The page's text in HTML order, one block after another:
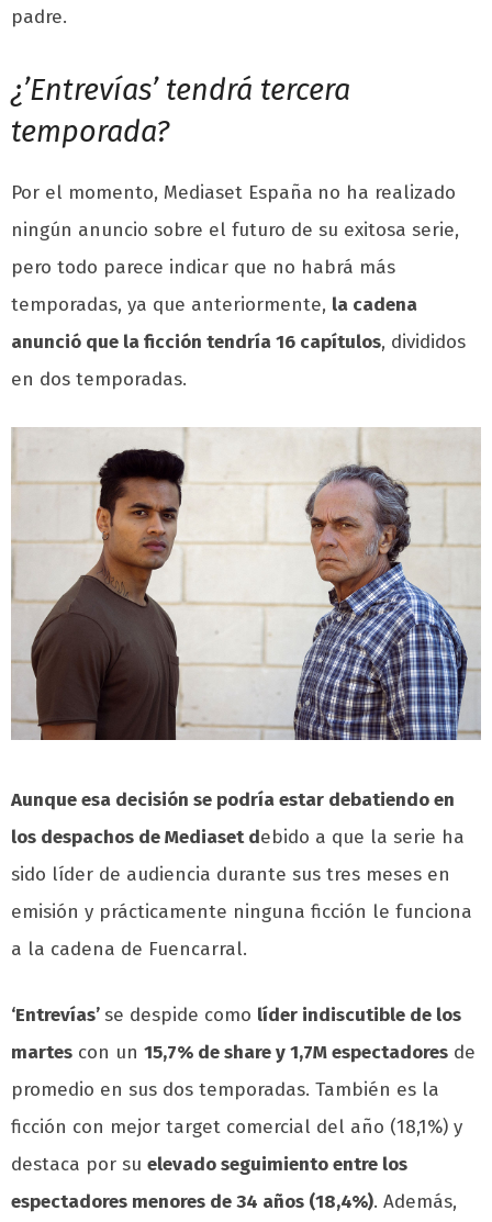
padre.
¿’Entrevías’ tendrá tercera
temporada?
Por el momento, Mediaset España no ha realizado
ningún anuncio sobre el futuro de su exitosa serie,
pero todo parece indicar que no habrá más
temporadas, ya que anteriormente, la cadena
anunció que la ficción tendría 16 capítulos, divididos
en dos temporadas.
Aunque esa decisión se podría estar debatiendo en
los despachos de Mediaset debido a que la serie ha
sido líder de audiencia durante sus tres meses en
emisión y prácticamente ninguna ficción le funciona
a la cadena de Fuencarral.
‘Entrevías’se despide como líder indiscutible de los
martes con un 15,7% de share y 1,7M espectadores de
promedio en sus dos temporadas. También es la
ficción con mejor target comercial del año (18,1%) y
destaca por su elevado seguimiento entre los
espectadores menores de 34 años (18,4%). Además,